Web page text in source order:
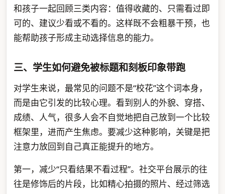
和孩子一起回顾三类内容：值得收藏的、只需看过即
可的、建议少看或不看的。这样既不会粗暴干预，也
能帮助孩子形成主动选择信息的能力。
三、学生如何避免被标题和刻板印象带跑
对学生来说，最常见的问题不是“校花”这个词本身，
而是由它引发的比较心理。看到别人的外貌、穿搭、
成绩、人气，很多人会不自觉地把自己放到一个比较
框架里，进而产生焦虑。要减少这种影响，关键是把
注意力放回到自己真正能提升的地方。
第一，减少“只看结果不看过程”。社交平台展示的往
往是修饰后的片段，比如精心拍摄的照片、经过筛选